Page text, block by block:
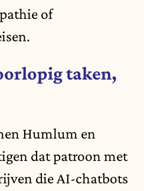
of
taken,
Humlum en
dat patroon met
die AI-chatbots